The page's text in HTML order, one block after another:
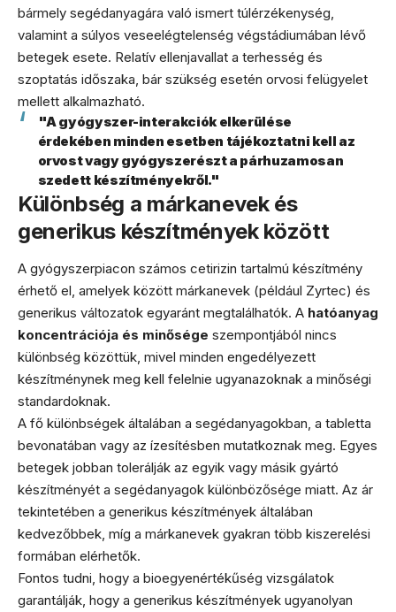
bármely segédanyagára való ismert túlérzékenység,
valamint a súlyos veseelégtelenség végstádiumában lévő
betegek esete. Relatív ellenjavallat a terhesség és
szoptatás időszaka, bár szükség esetén orvosi felügyelet
mellett alkalmazható.
"A gyógyszer-interakciók elkerülése
érdekében minden esetben tájékoztatni kell az
orvost vagy gyógyszerészt a párhuzamosan
szedett készítményekről."
Különbség a márkanevek és
generikus készítmények között
A gyógyszerpiacon számos cetirizin tartalmú készítmény
érhető el, amelyek között márkanevek (például Zyrtec) és
generikus változatok egyaránt megtalálhatók. A hatóanyag
koncentrációja és minősége szempontjából nincs
különbség közöttük, mivel minden engedélyezett
készítménynek meg kell felelnie ugyanazoknak a minőségi
standardoknak.
A fő különbségek általában a segédanyagokban, a tabletta
bevonatában vagy az ízesítésben mutatkoznak meg. Egyes
betegek jobban tolerálják az egyik vagy másik gyártó
készítményét a segédanyagok különbözősége miatt. Az ár
tekintetében a generikus készítmények általában
kedvezőbbek, míg a márkanevek gyakran több kiszerelési
formában elérhetők.
Fontos tudni, hogy a bioegyenértékűség vizsgálatok
garantálják, hogy a generikus készítmények ugyanolyan